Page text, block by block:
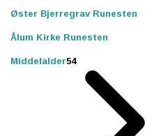
Øster Bjerregrav Runesten
Ålum Kirke Runesten
Middelalder54